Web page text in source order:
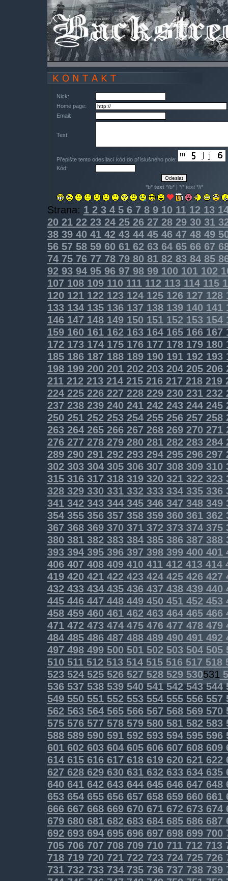
Nick:
Home page:
Email:
Text:
Přepište tento odesílací kód do příslušného pole:
Kód:
*b* text*/b* | *i* text*/i*
Strana: 12345678910111213
202122232425262728293031
383940414243444546474849
565758596061626364656667
747576777879808182838485
9293949596979899100101102
107108109110111112113114115
120121122123124125126127 128
133134135136137138139140 141
146147148149150151152153154
159160161162163164165166167
172173174175176177178179180
185186187188189190191192193
198199200201202203204205206
211212213214215216217218219
224225226227228229230231232
237238239240241242243244245
250251252253254255256257258
263264265266267268269270271
276277278279280281282283284
289290291292293294295296297
302303304305306307308309310
315316317318319320321322323
328329330331332333334335336
341342343344345346347348349
354355356357358359360361362
367368369370371372373374375
380381382383384385386387 388
393394395396397398399400401
406407408409410411412413414
419420421422423424425426427
432433434435436437438439440
445446447448449450451452453
458459460461462463464465466
471472473474475476477 478479
484485486487 488489490491492
497498499500501502503504505
510511512513514515516517 518
523524525526527 528529530531
536537538539540541542543544
549550551552553554555556557
562563564565566567568569570
575576577578579580581582583
588589590591592593594595596
601602603604605606607608609
614615616617618619620621622
627628629630631632633634635
640641642643644645646647648
653654655656657658659660661
666667668669670671672673674
679680681682683684685686687
692693694695696697698699700
705706707708709710711712713
718719720721722723724725726
731732733734735736737 738739